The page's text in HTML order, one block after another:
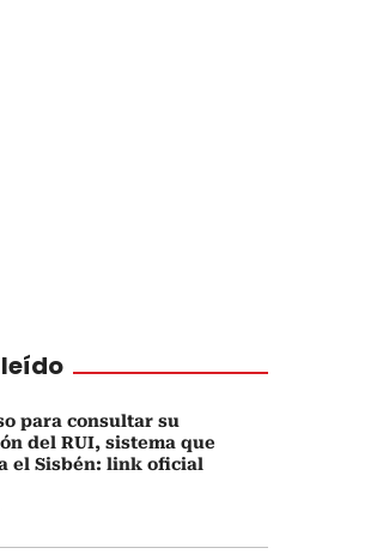
para consultar su
del RUI, sistema que
el Sisbén: link oficial